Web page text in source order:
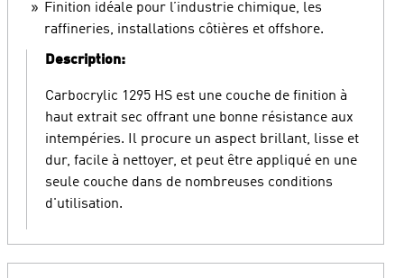
Finition idéale pour l’industrie chimique, les
raffineries, installations côtières et offshore.
Description:
Carbocrylic 1295 HS est une couche de finition à
haut extrait sec offrant une bonne résistance aux
intempéries. Il procure un aspect brillant, lisse et
dur, facile à nettoyer, et peut être appliqué en une
seule couche dans de nombreuses conditions
d'utilisation.